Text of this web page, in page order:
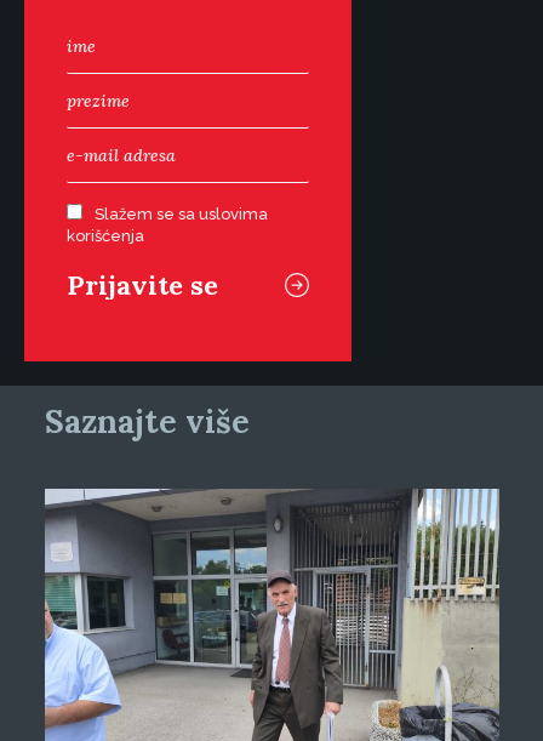
Slažem se sa uslovima
korišćenja
Saznajte više